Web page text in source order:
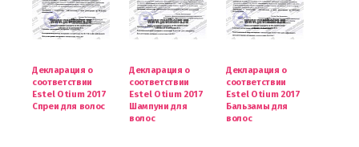
Декларация о
соответствии
Estel Otium 2017
Спреи для волос
Декларация о
соответствии
Estel Otium 2017
Шампуни для
волос
Декларация о
соответствии
Estel Otium 2017
Бальзамы для
волос